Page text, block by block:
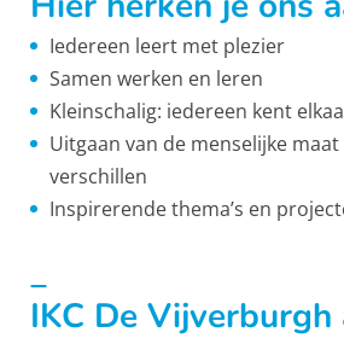
Iedereen leert met plezier
Samen werken en leren
Kleinschalig: iedereen kent
Uitgaan van de menselijke
verschillen
Inspirerende thema’s en
_
IKC De Vijverburgh